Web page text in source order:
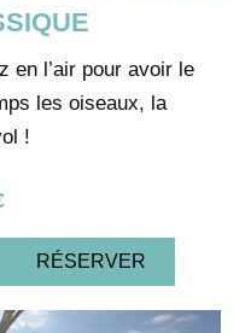
en l’air pour avoir le
les oiseaux, la
!
RÉSERVER